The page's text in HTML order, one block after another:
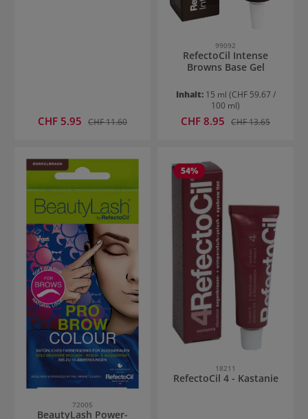
Verkaufspreis:
CHF 5.95 Regulärer Preis:
CHF 11.60
99092
RefectoCil Intense
Browns Base Gel
Inhalt: 15 ml (CHF 59.67 /
100 ml)
Verkaufspreis:
CHF 8.95 Regulärer Preis:
CHF 13.65
72005
BeautyLash Power-
54%
18211
RefectoCil 4 - Kastanie